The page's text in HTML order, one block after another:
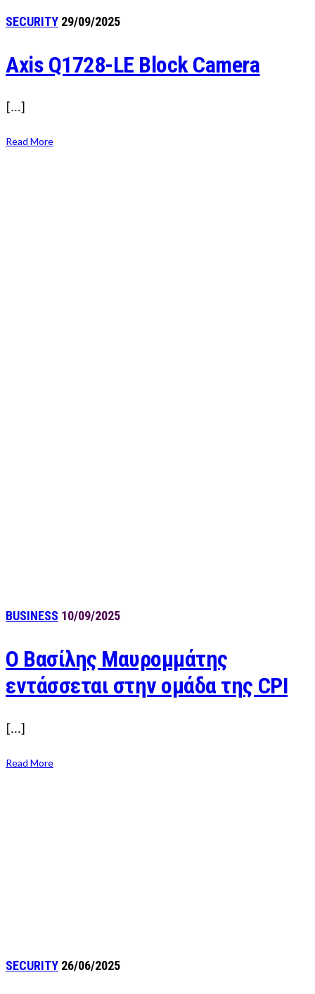
SECURITY 29/09/2025
Axis Q1728-LE Block Camera
[…]
Read More
BUSINESS 10/09/2025
Ο Βασίλης Μαυρομμάτης
εντάσσεται στην ομάδα της CPI
[…]
Read More
SECURITY 26/06/2025